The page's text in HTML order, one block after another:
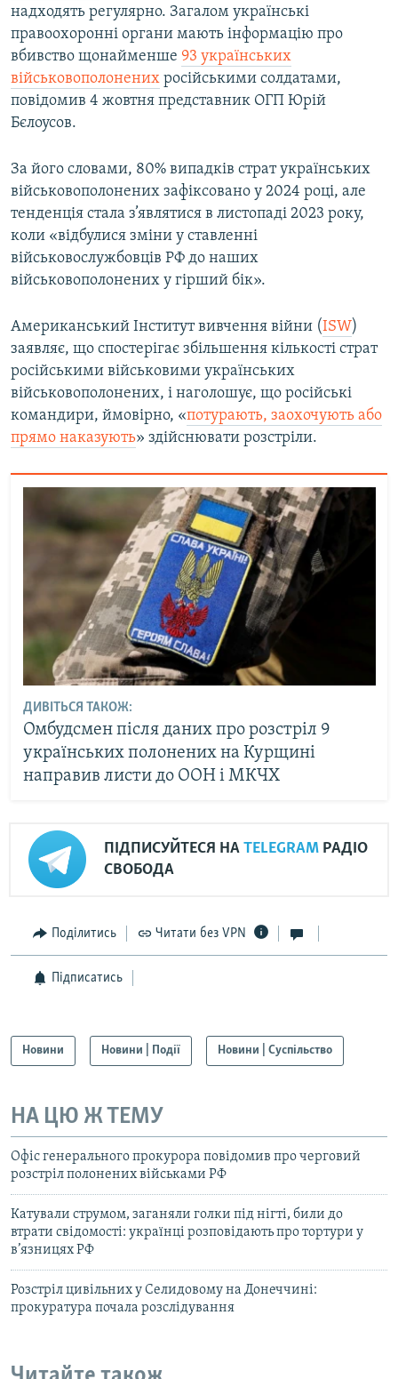
надходять регулярно. Загалом українські
правоохоронні органи мають інформацію про
вбивство щонайменше 93 українських
військовополонених російськими солдатами,
повідомив 4 жовтня представник ОГП Юрій
Бєлоусов.
За його словами, 80% випадків страт українських
військовополонених зафіксовано у 2024 році, але
тенденція стала з’являтися в листопаді 2023 року,
коли «відбулися зміни у ставленні
військовослужбовців РФ до наших
військовополонених у гірший бік».
Американський Інститут вивчення війни (ISW)
заявляє, що спостерігає збільшення кількості страт
російськими військовими українських
військовополонених, і наголошує, що російські
командири, ймовірно, «потурають, заохочують або
прямо наказують» здійснювати розстріли.
ДИВІТЬСЯ ТАКОЖ:
Омбудсмен після даних про розстріл 9
українських полонених на Курщині
направив листи до ООН і МКЧХ
ПІДПИСУЙТЕСЯ НА TELEGRAM РАДІО
СВОБОДА
Поділитись Читати без VPN
Підписатись
Новини Новини | Події Новини | Суспільство
НА ЦЮ Ж ТЕМУ
Офіс генерального прокурора повідомив про черговий
розстріл полонених військами РФ
Катували струмом, заганяли голки під нігті, били до
втрати свідомості: українці розповідають про тортури у
в’язницях РФ
Розстріл цивільних у Селидовому на Донеччині:
прокуратура почала розслідування